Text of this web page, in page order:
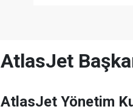
AtlasJet
AtlasJet Yönetim